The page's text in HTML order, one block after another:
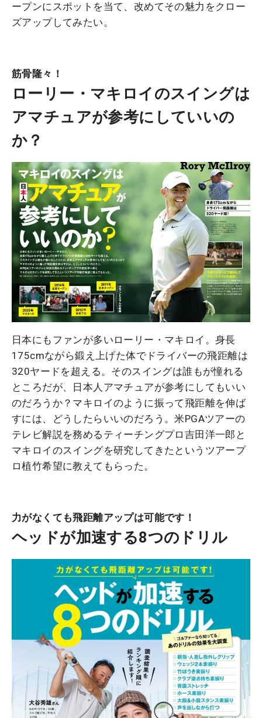
ープンにスポットを当て、改めてその魅力をクロー
ズアップしてみたい。
筋骨隆々！
ローリー・マキロイのスイングは
アマチュアが参考にしていいの
か？
日本にもファンが多いローリー・マキロイ。身長
175cmながら鍛え上げた体でドライバーの飛距離は
320ヤードを超える。そのスイングは誰もが憧れる
ところだが、日本人アマチュアが参考にしてもいい
のだろうか？マキロイのように振って飛距離を伸ば
すには、どうしたらいいのだろう。米PGAツアーの
テレビ解説を務めるティーチングプロ吉田洋一郎と
マキロイのスイングを研究してきたというツアープ
ロ植竹希望に教えてもらった。
力がなくても飛距離アップは可能です！
ヘッドが加速する8つのドリル